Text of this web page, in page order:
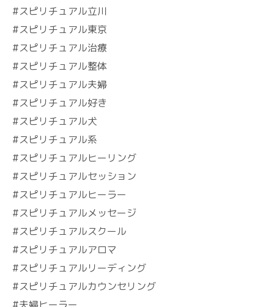
#スピリチュアル立川
#スピリチュアル東京
#スピリチュアル治療
#スピリチュアル整体
#スピリチュアル夫婦
#スピリチュアル好き
#スピリチュアル犬
#スピリチュアル系
#スピリチュアルヒーリング
#スピリチュアルセッション
#スピリチュアルヒーラー
#スピリチュアルメッセージ
#スピリチュアルスクール
#スピリチュアルアロマ
#スピリチュアルリーディング
#スピリチュアルカウンセリング